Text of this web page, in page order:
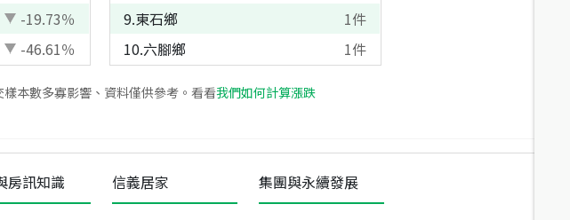
-19.73％
-46.61％
9.東石鄉 1件
10.六腳鄉 1件
本數多寡影響、資料僅供參考。看看我們如何計算漲跌
房訊知識 信義居家 集團與永續發展